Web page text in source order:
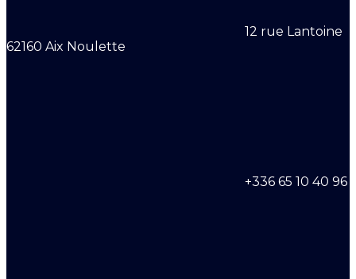
12 rue Lantoine
62160 Aix Noulette
+336 65 10 40 96